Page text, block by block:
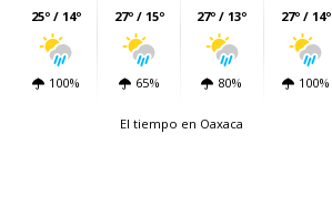
25º / 14º
100%
27º / 15º
65%
27º / 13º
80%
27º / 14º
100%
El tiempo en Oaxaca